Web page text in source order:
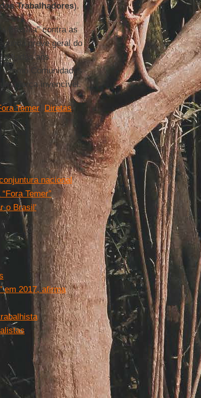
Trabalhadores).
Brasília” contra as
greve geral do
Aliadas aos
como Comunidades
força invencível.
Temer! Diretas
nacional
Temer”
o Brasil'
em 2017, afirma